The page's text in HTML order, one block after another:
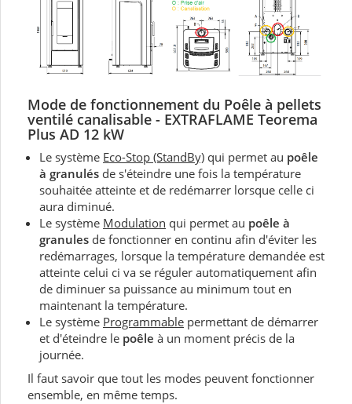
Mode de fonctionnement du Poêle à pellets
ventilé canalisable - EXTRAFLAME Teorema
Plus AD 12 kW
Le système Eco-Stop (StandBy) qui permet au poêle
à granulés de s'éteindre une fois la température
souhaitée atteinte et de redémarrer lorsque celle ci
aura diminué.
Le système Modulation qui permet au poêle à
granules de fonctionner en continu afin d'éviter les
redémarrages, lorsque la température demandée est
atteinte celui ci va se réguler automatiquement afin
de diminuer sa puissance au minimum tout en
maintenant la température.
Le système Programmable permettant de démarrer
et d'éteindre le poêle à un moment précis de la
journée.
Il faut savoir que tout les modes peuvent fonctionner
ensemble, en même temps.